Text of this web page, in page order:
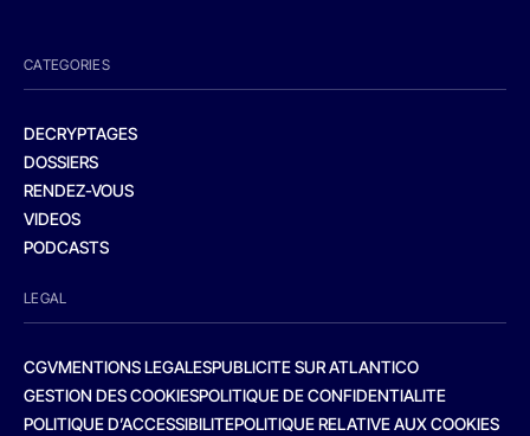
CATEGORIES
DECRYPTAGES
DOSSIERS
RENDEZ-VOUS
VIDEOS
PODCASTS
LEGAL
CGVMENTIONS LEGALESPUBLICITE SUR ATLANTICO
GESTION DES COOKIESPOLITIQUE DE CONFIDENTIALITE
POLITIQUE D’ACCESSIBILITEPOLITIQUE RELATIVE AUX COOKIES